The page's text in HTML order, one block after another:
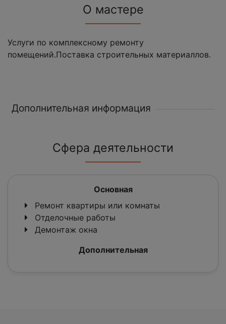
О мастере
Услуги по комплексному ремонту
помещений.Поставка строительных материаллов.
Дополнительная информация
Сфера деятельности
Основная
Ремонт квартиры или комнаты
Отделочные работы
Демонтаж окна
Дополнительная